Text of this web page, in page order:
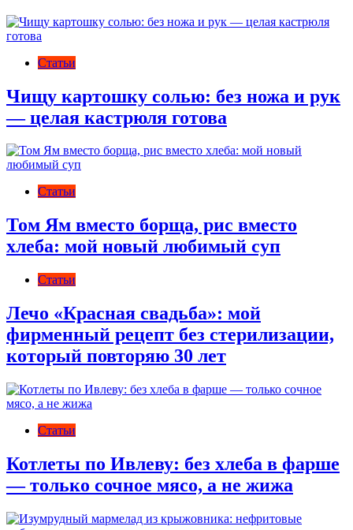
Статьи
Чищу картошку солью: без ножа и рук
— целая кастрюля готова
Статьи
Том Ям вместо борща, рис вместо
хлеба: мой новый любимый суп
Статьи
Лечо «Красная свадьба»: мой
фирменный рецепт без стерилизации,
который повторяю 30 лет
Статьи
Котлеты по Ивлеву: без хлеба в фарше
— только сочное мясо, а не жижа